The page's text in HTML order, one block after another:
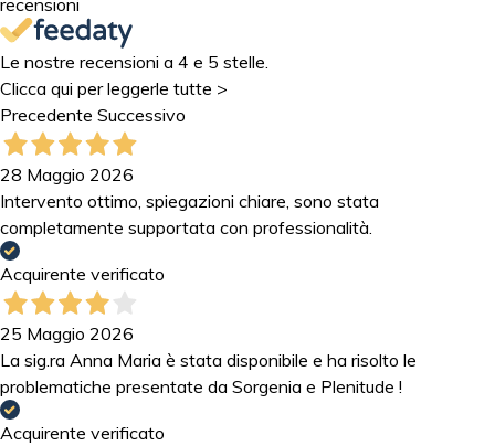
recensioni
Le nostre recensioni a 4 e 5 stelle.
Clicca qui per leggerle tutte >
Precedente Successivo
28 Maggio 2026
Intervento ottimo, spiegazioni chiare, sono stata
completamente supportata con professionalità.
Acquirente verificato
25 Maggio 2026
La sig.ra Anna Maria è stata disponibile e ha risolto le
problematiche presentate da Sorgenia e Plenitude !
Acquirente verificato